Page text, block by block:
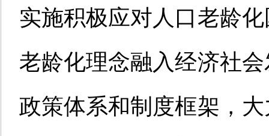
实施积极应对人口老龄
老龄化理念融入经济社
政策体系和制度框架，